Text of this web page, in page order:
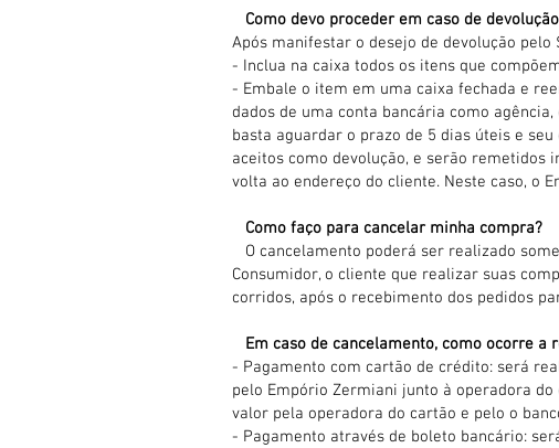
Como devo proceder em caso de
Após manifestar o desejo de devolução pelo
- Inclua na caixa todos os itens que
- Embale o item em uma caixa fechada e
dados de uma conta bancária como
basta aguardar o prazo de 5 dias úteis e
aceitos como devolução, e serão remetidos
volta ao endereço do cliente. Neste caso, o
Como faço para cancelar minha compra?
O cancelamento poderá ser realizado
Consumidor, o cliente que realizar suas
corridos, após o recebimento dos pedidos
Em caso de cancelamento, como ocorre a
- Pagamento com cartão de crédito: será
pelo Empório Zermiani junto à operadora
valor pela operadora do cartão e pelo o
- Pagamento através de boleto bancário: